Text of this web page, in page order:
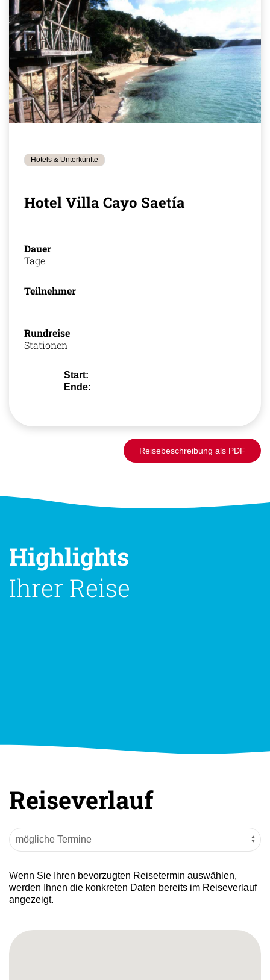
Hotels & Unterkünfte
Hotel Villa Cayo Saetía
Dauer
Tage
Teilnehmer
Rundreise
Stationen
Start:
Ende:
Reisebeschreibung als PDF
Highlights
Ihrer Reise
Reiseverlauf
Wenn Sie Ihren bevorzugten Reisetermin auswählen,
werden Ihnen die konkreten Daten bereits im Reiseverlauf
angezeigt.